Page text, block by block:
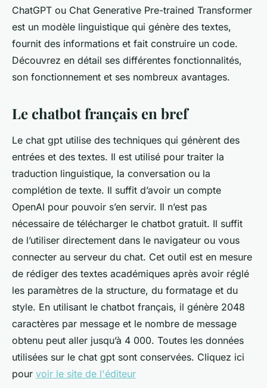
ChatGPT ou Chat Generative Pre-trained Transformer
est un modèle linguistique qui génère des textes,
fournit des informations et fait construire un code.
Découvrez en détail ses différentes fonctionnalités,
son fonctionnement et ses nombreux avantages.
Le chatbot français en bref
Le chat gpt utilise des techniques qui génèrent des
entrées et des textes. Il est utilisé pour traiter la
traduction linguistique, la conversation ou la
complétion de texte. Il suffit d’avoir un compte
OpenAI pour pouvoir s’en servir. Il n’est pas
nécessaire de télécharger le chatbot gratuit. Il suffit
de l’utiliser directement dans le navigateur ou vous
connecter au serveur du chat. Cet outil est en mesure
de rédiger des textes académiques après avoir réglé
les paramètres de la structure, du formatage et du
style. En utilisant le chatbot français, il génère 2048
caractères par message et le nombre de message
obtenu peut aller jusqu’à 4 000. Toutes les données
utilisées sur le chat gpt sont conservées. Cliquez ici
pour voir le site de l'éditeur